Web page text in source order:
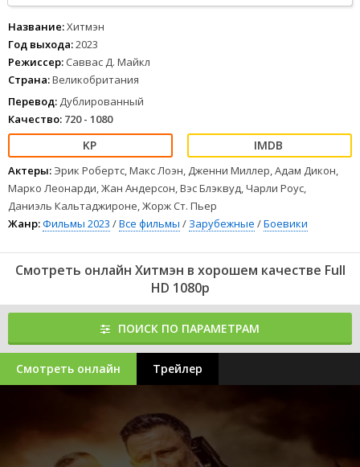
Название:Хитмэн
Год выхода:2023
Режиссер: Саввас Д. Майкл
Страна:Великобритания
Перевод: Дублированный
Качество: 720 - 1080
Актеры: Эрик Робертс, Макс Лоэн, Дженни Миллер, Адам Дикон,
Марко Леонарди, Жан Андерсон, Вэс Блэквуд, Чарли Роус,
Даниэль Кальтаджироне, Жорж Ст. Пьер
Жанр:Фильмы 2023 /Все фильмы / Зарубежные /Боевики
Смотреть онлайн Хитмэн в хорошем качестве Full
HD 1080p
ПОИСК ПО ПАРАМЕТРАМ
Смотреть онлайн Трейлер